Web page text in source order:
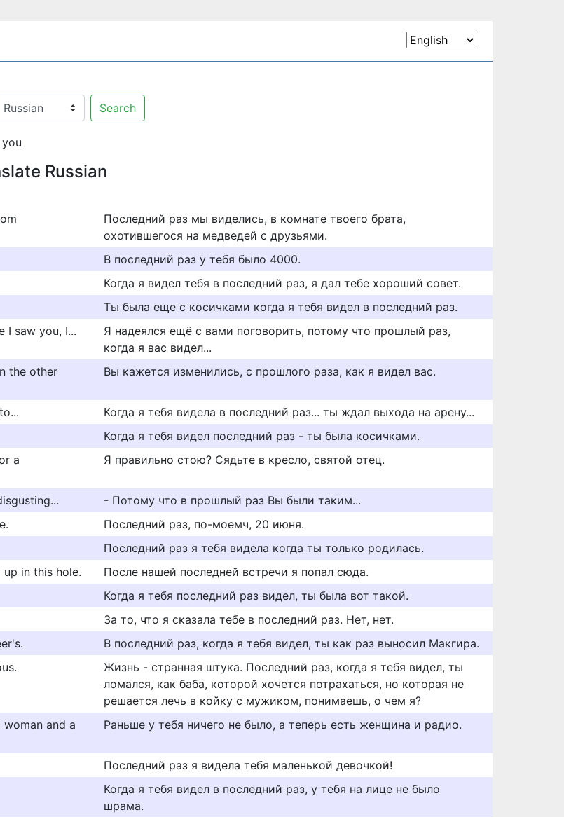
Search
Russian
Последний раз мы виделись, в комнате твоего брата,
охотившегося на медведей с друзьями.
В последний раз у тебя было 4000.
Когда я видел тебя в последний раз, я дал тебе хороший совет.
Ты была еще с косичками когда я тебя видел в последний раз.
I saw you, I...
Я надеялся ещё с вами поговорить, потому что прошлый раз,
когда я вас видел...
the other
Вы кажется изменились, с прошлого раза, как я видел вас.
Когда я тебя видела в последний раз... ты ждал выхода на арену...
Когда я тебя видел последний раз - ты была косичками.
a
Я правильно стою? Сядьте в кресло, святой отец.
- Потому что в прошлый раз Вы были таким...
Последний раз, по-моемч, 20 июня.
Последний раз я тебя видела когда ты только родилась.
in this hole.
После нашей последней встречи я попал сюда.
Когда я тебя последний раз видел, ты была вот такой.
За то, что я сказала тебе в последний раз. Нет, нет.
В последний раз, когда я тебя видел, ты как раз выносил Макгира.
Жизнь - странная штука. Последний раз, когда я тебя видел, ты
ломался, как баба, которой хочется потрахаться, но которая не
решается лечь в койку с мужиком, понимаешь, о чем я?
and a
Раньше у тебя ничего не было, а теперь есть женщина и радио.
Последний раз я видела тебя маленькой девочкой!
Когда я тебя видел в последний раз, у тебя на лице не было
шрама.